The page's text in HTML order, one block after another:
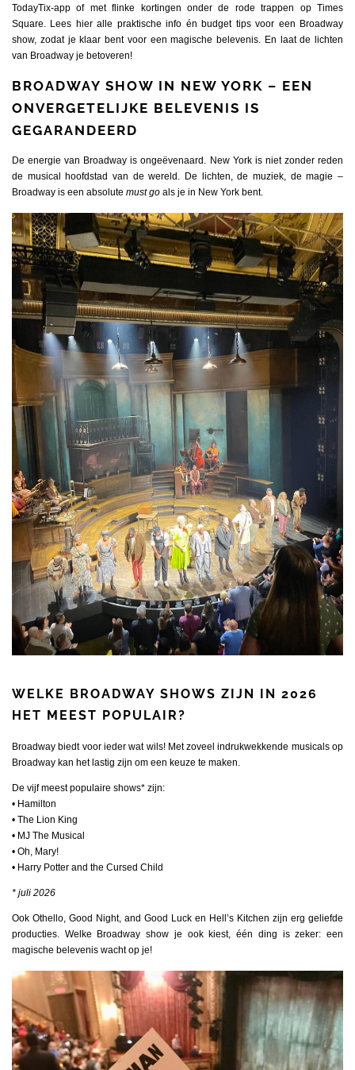
TodayTix-app of met flinke kortingen onder de rode trappen op Times
Square. Lees hier alle praktische info én budget tips voor een Broadway
show, zodat je klaar bent voor een magische belevenis. En laat de lichten
van Broadway je betoveren!
BROADWAY SHOW IN NEW YORK – EEN
ONVERGETELIJKE BELEVENIS IS
GEGARANDEERD
De energie van Broadway is ongeëvenaard. New Yorkis niet zonder reden
de musical hoofdstad van de wereld. De lichten, de muziek, de magie –
Broadway is een absolute must go als je in New York bent.
WELKE BROADWAY SHOWS ZIJN IN 2026
HET MEEST POPULAIR?
Broadway biedt voor ieder wat wils! Met zoveel indrukwekkende musicals op
Broadway kan het lastig zijn om een keuze te maken.
De vijf meest populaire shows* zijn:
• Hamilton
• The Lion King
• MJ The Musical
• Oh, Mary!
• Harry Potter and the Cursed Child
* juli 2026
Ook Othello, Good Night, and Good Luck en Hell’s Kitchen zijn erg geliefde
producties. Welke Broadway show je ook kiest, één ding is zeker: een
magische belevenis wacht op je!